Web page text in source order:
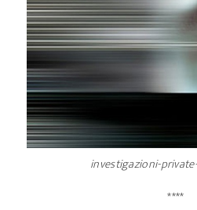
investigazioni-
****